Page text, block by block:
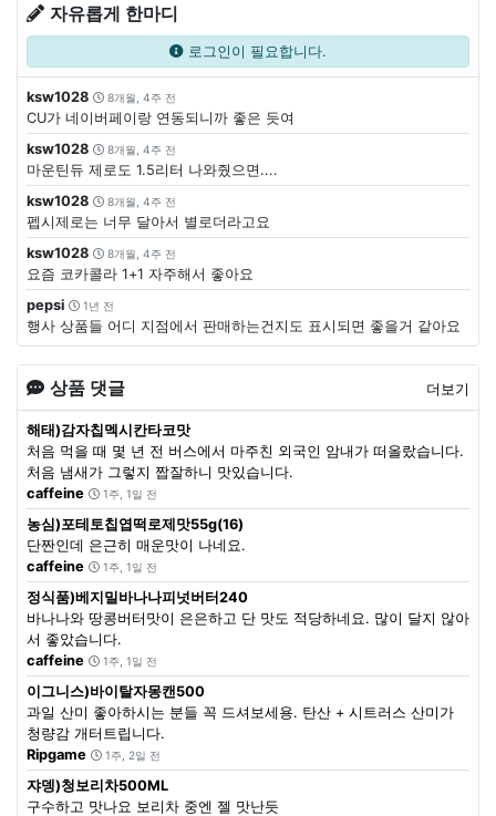
자유롭게 한마디
로그인이 필요합니다.
ksw1028 8개월, 4주 전
CU가 네이버페이랑 연동되니까 좋은 듯여
ksw1028
8개월, 4주 전
마운틴듀 제로도 1.5리터 나와줬으면....
ksw1028
8개월, 4주 전
펩시제로는 너무 달아서 별로더라고요
ksw1028
8개월, 4주 전
요즘 코카콜라 1+1 자주해서 좋아요
pepsi
1년 전
행사 상품들 어디 지점에서 판매하는건지도 표시되면 좋을거 같아요
상품 댓글 더보기
해태)감자칩멕시칸타코맛
처음 먹을 때 몇 년 전 버스에서 마주친 외국인 암내가 떠올랐습니다.
처음 냄새가 그렇지 짭잘하니 맛있습니다.
caffeine
1주, 1일 전
농심)포테토칩엽떡로제맛55g(16)
단짠인데 은근히 매운맛이 나네요.
caffeine
1주, 1일 전
정식품)베지밀바나나피넛버터240
바나나와 땅콩버터맛이 은은하고 단 맛도 적당하네요. 많이 달지 않아
서 좋았습니다.
caffeine
1주, 1일 전
이그니스)바이탈자몽캔500
과일 산미 좋아하시는 분들 꼭 드셔보세용. 탄산 + 시트러스 산미가
청량감 개터트립니다.
Ripgame
1주, 2일 전
쟈뎅)청보리차500ML
구수하고 맛나요 보리차 중엔 젤 맛난듯